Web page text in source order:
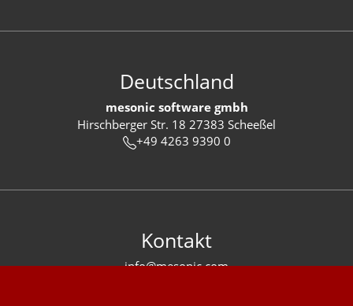
Deutschland
mesonic software gmbh
Hirschberger Str. 18 27383 Scheeßel
+49 4263 9390 0
Kontakt
info@mesonic.com